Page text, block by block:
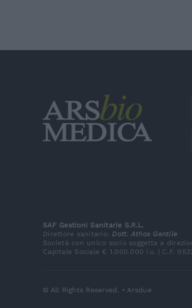
SAF Gestioni Sanitarie S.R.L.
Direttore sanitario: Dott. Athos Gentile
Società con unico socio soggetta a
Capitale Sociale € 1.000.000 i.v. | C.F.
© All Rights Reserved. • Arsdue